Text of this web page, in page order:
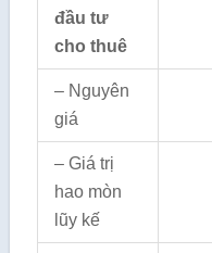
đầu tư
cho thuê
– Nguyên
giá
– Giá trị
hao mòn
lũy kế